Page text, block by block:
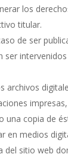
los
titular.
de ser
ser
archivos
una copia de
en medios
del sitio web